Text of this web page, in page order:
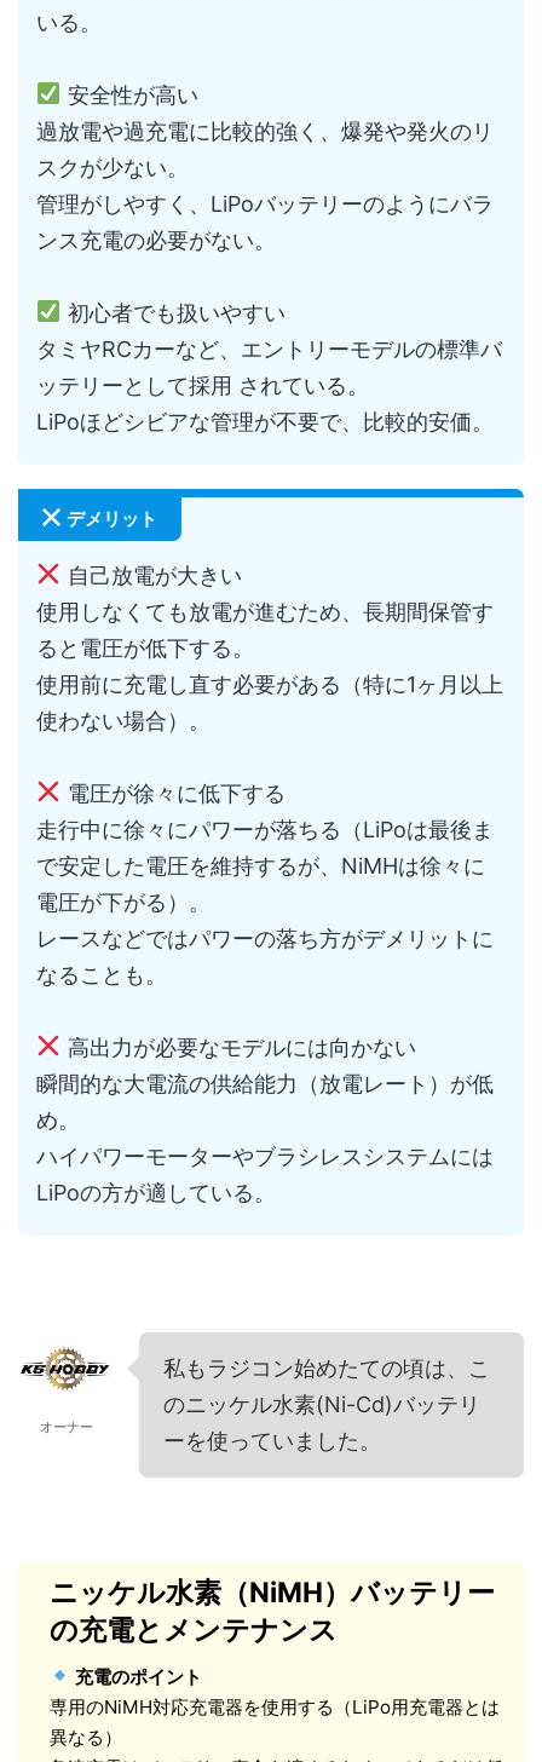
いる。
安全性が高い
過放電や過充電に比較的強く、爆発や発火のリ
スクが少ない。
管理がしやすく、LiPoバッテリーのようにバラ
ンス充電の必要がない。
初心者でも扱いやすい
タミヤRCカーなど、エントリーモデルの標準バ
ッテリーとして採用 されている。
LiPoほどシビアな管理が不要で、比較的安価。
デメリット
自己放電が大きい
使用しなくても放電が進むため、長期間保管す
ると電圧が低下する。
使用前に充電し直す必要がある（特に1ヶ月以上
使わない場合）。
電圧が徐々に低下する
走行中に徐々にパワーが落ちる（LiPoは最後ま
で安定した電圧を維持するが、NiMHは徐々に
電圧が下がる）。
レースなどではパワーの落ち方がデメリットに
なることも。
高出力が必要なモデルには向かない
瞬間的な大電流の供給能力（放電レート）が低
め。
ハイパワーモーターやブラシレスシステムには
LiPoの方が適している。
オーナー
私もラジコン始めたての頃は、こ
のニッケル水素(Ni-Cd)バッテリ
ーを使っていました。
ニッケル水素（NiMH）バッテリー
の充電とメンテナンス
充電のポイント
専用のNiMH対応充電器を使用する（LiPo用充電器とは
異なる）